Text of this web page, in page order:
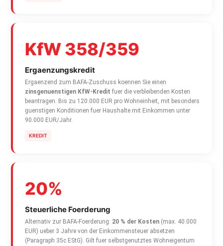
KfW 358/359
Ergaenzungskredit
Ergaenzend zum BAFA-Zuschuss koennen Sie einen
zinsgenuenstigen KfW-Kredit fuer die verbleibenden Kosten
beantragen. Bis zu 120.000 EUR pro Wohneinheit, mit besonders
guenstigen Konditionen fuer Haushalte mit Einkommen unter
90.000 EUR/Jahr.
KREDIT
20%
Steuerliche Foerderung
Alternativ zur BAFA-Foerderung: 20 % der Kosten (max. 40.000
EUR) ueber 3 Jahre von der Einkommensteuer absetzen
(Paragraph 35c EStG). Gilt fuer selbstgenutztes Wohneigentum